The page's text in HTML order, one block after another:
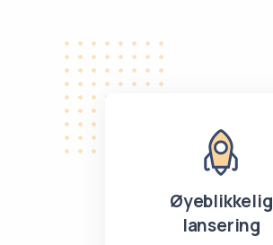
Øyeblikkelig
lansering